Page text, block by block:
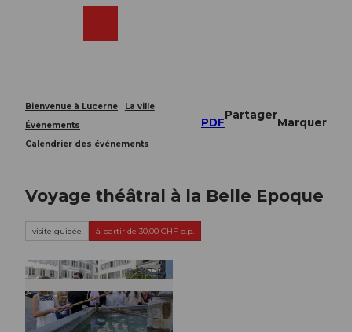
Bienvenue à Lucerne
La ville
Événements
Calendrier des événements
PDF
Partager
Marquer
Voyage théâtral à la Belle Epoque
visite guidée à partir de 30,00 CHF p.p.